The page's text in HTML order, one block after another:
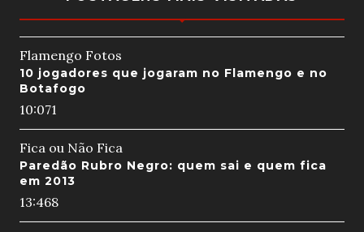
Flamengo Fotos
10 jogadores que jogaram no Flamengo e no
Botafogo
10:071
Fica ou Não Fica
Paredão Rubro Negro: quem sai e quem fica
em 2013
13:468